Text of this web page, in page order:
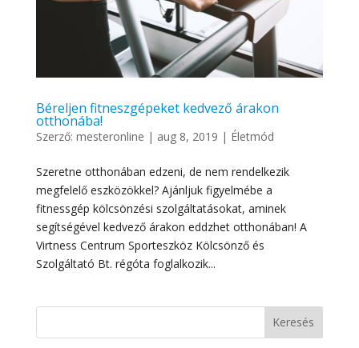
Béreljen fitneszgépeket kedvező árakon
otthonába!
Szerző: mesteronline | aug 8, 2019 | Életmód
Szeretne otthonában edzeni, de nem rendelkezik
megfelelő eszközökkel? Ajánljuk figyelmébe a
fitnessgép kölcsönzési szolgáltatásokat, aminek
segítségével kedvező árakon eddzhet otthonában! A
Virtness Centrum Sporteszköz Kölcsönző és
Szolgáltató Bt. régóta foglalkozik...